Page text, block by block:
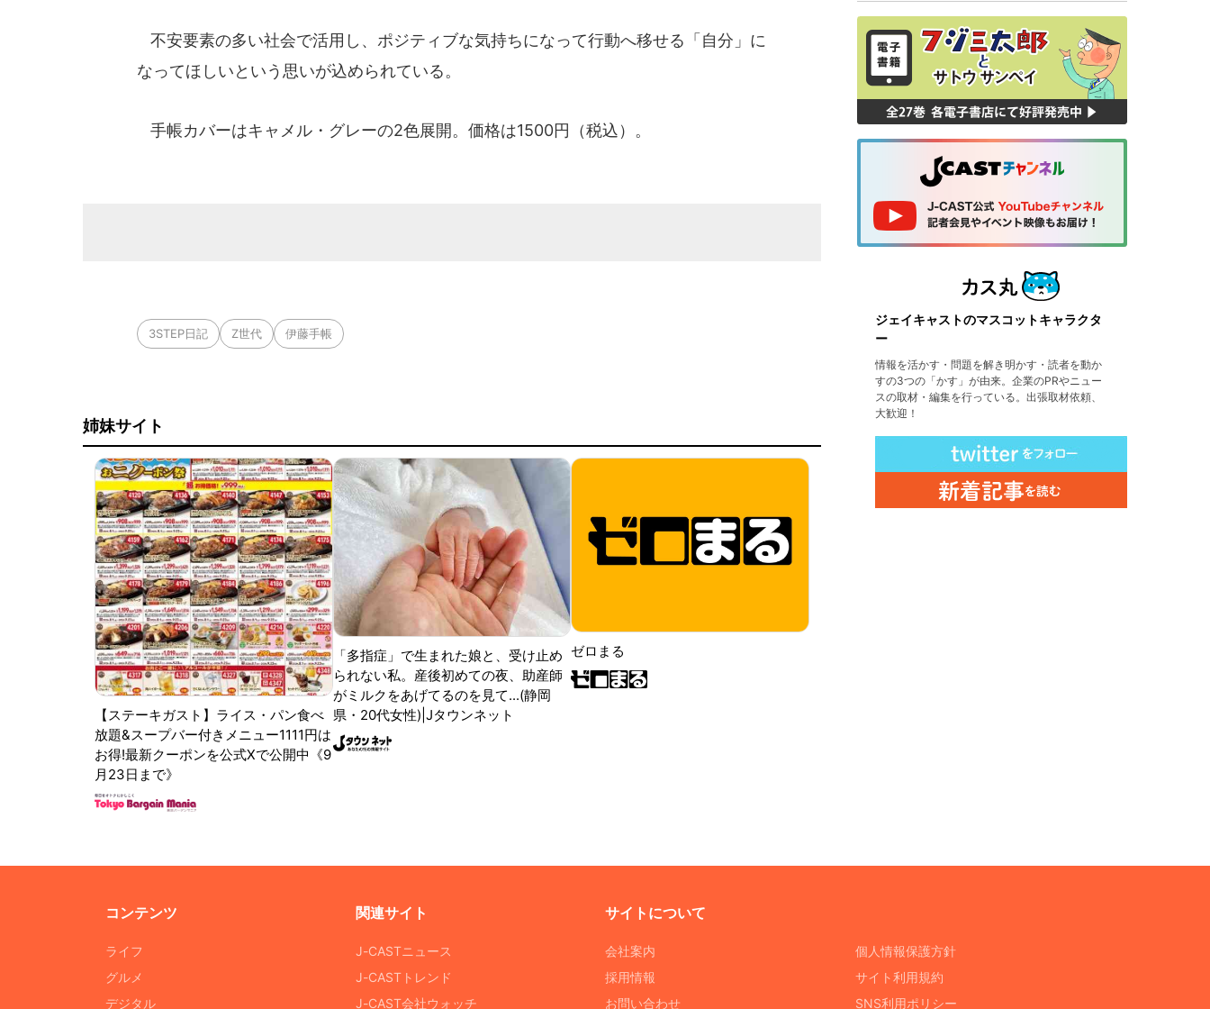
不安要素の多い社会で活用し、ポジティブな気持ちになって行動へ移せる「自分」に
なってほしいという思いが込められている。
手帳カバーはキャメル・グレーの2色展開。価格は1500円（税込）。
3STEP日記 Z世代 伊藤手帳
姉妹サイト
【ステーキガスト】ライス・パン食べ
放題&スープバー付きメニュー1111円は
お得!最新クーポンを公式Xで公開中《9
月23日まで》
「多指症」で生まれた娘と、受け止め
られない私。産後初めての夜、助産師
がミルクをあげてるのを見て...(静岡
県・20代女性)|Jタウンネット
ゼロまる
ジェイキャストのマスコットキャラクタ
ー
情報を活かす・問題を解き明かす・読者を動か
すの3つの「かす」が由来。企業のPRやニュー
スの取材・編集を行っている。出張取材依頼、
大歓迎！
コンテンツ
ライフ
グルメ
デジタル
関連サイト
J-CASTニュース
J-CASTトレンド
J-CAST会社ウォッチ
サイトについて
会社案内
採用情報
お問い合わせ
個人情報保護方針
サイト利用規約
SNS利用ポリシー